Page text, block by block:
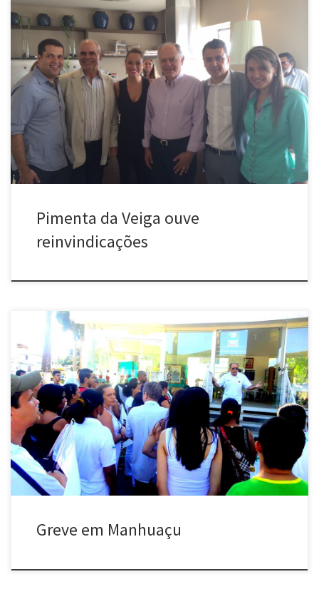
Pimenta da Veiga ouve reinvindicações contra precárias
condições de trabalho na saúde A Federação dos Trabalhadores
da Saúde – FEESSEMG, reuniu-se com o virtual candidato ao
Governo de Minas, Pimenta da Veiga, apresentando os graves
problemas vividos pelos trabalhadores em clínicas e hospitais no
Estado. Segundo o presidente da FEESSEMG, Rogério […]
Pimenta da Veiga ouve
reinvindicações
Greve em Manhuaçu enfrenta patrão omisso com qualidade nos
serviços de saúde Continua em Manhuaçu- MG uma greve que se
arrasta há quase duas semanas no Hospital Cesar Leite. Os
trabalhadores foram obrigados pelos patrões ao movimento
intenso por causa das péssimas condições de trabalho impostas a
todos, ocorrências de […]
Greve em Manhuaçu